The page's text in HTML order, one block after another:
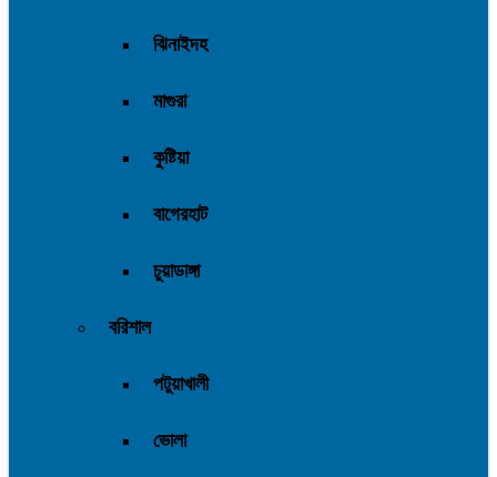
ঝিনাইদহ
মাগুরা
কুষ্টিয়া
বাগেরহাট
চুয়াডাঙ্গা
বরিশাল
পটুয়াখালী
ভোলা